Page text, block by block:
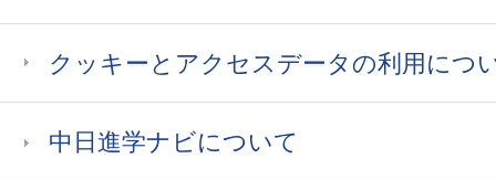
クッキーとアクセスデータの利用につ
中日進学ナビについて